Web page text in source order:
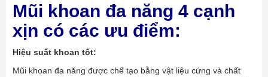
Mũi khoan đa năng 4 cạnh
xịn có các ưu điểm:
Hiệu suất khoan tốt:
Mũi khoan đa năng được chế tạo bằng vật liệu cứng và chất